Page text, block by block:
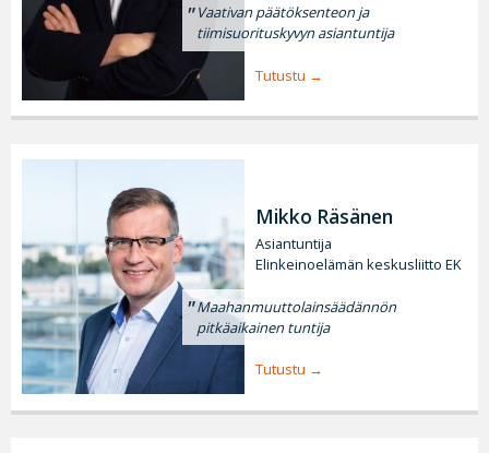
Vaativan päätöksenteon ja
tiimisuorituskyvyn asiantuntija
Tutustu
Mikko Räsänen
Asiantuntija
Elinkeinoelämän keskusliitto EK
Maahanmuuttolainsäädännön
pitkäaikainen tuntija
Tutustu